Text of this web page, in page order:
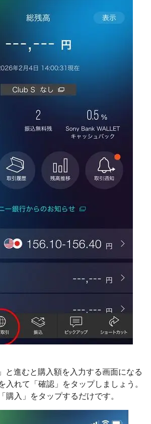
と進むと購入額を入力する画面になる
入れて「確認」をタップしましょう。
購入」をタップするだけです。